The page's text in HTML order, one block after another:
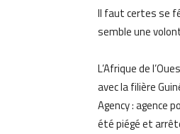
Il faut certes se
semble une
L’Afrique de
avec la filière
Agency : agence
été piégé et